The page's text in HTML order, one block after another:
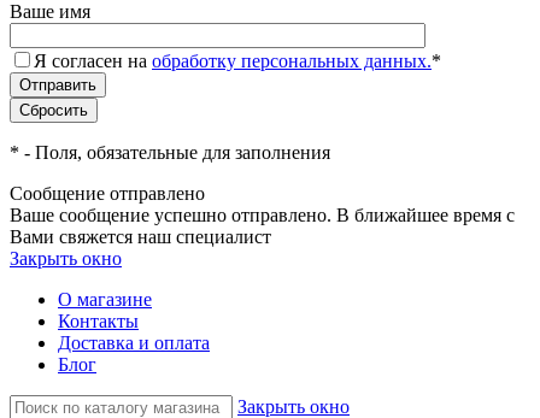
Ваше имя
Я согласен на обработку персональных данных.*
* - Поля, обязательные для заполнения
Сообщение отправлено
Ваше сообщение успешно отправлено. В ближайшее время с
Вами свяжется наш специалист
Закрыть окно
О магазине
Контакты
Доставка и оплата
Блог
Закрыть окно